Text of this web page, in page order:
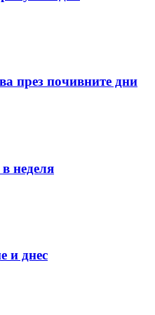
през почивните дни
неделя
и днес